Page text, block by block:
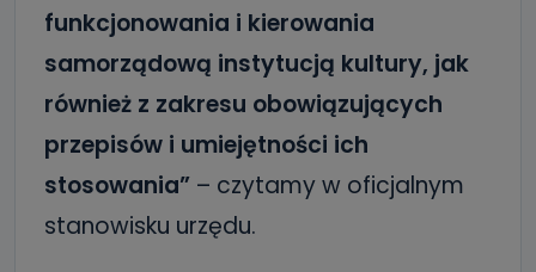
funkcjonowania i kierowania
samorządową instytucją kultury, jak
również z zakresu obowiązujących
przepisów i umiejętności ich
stosowania” – czytamy w oficjalnym
stanowisku urzędu.